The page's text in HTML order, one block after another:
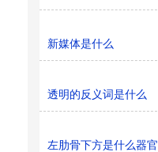
新媒体是什么
透明的反义词是什么
左肋骨下方是什么器官